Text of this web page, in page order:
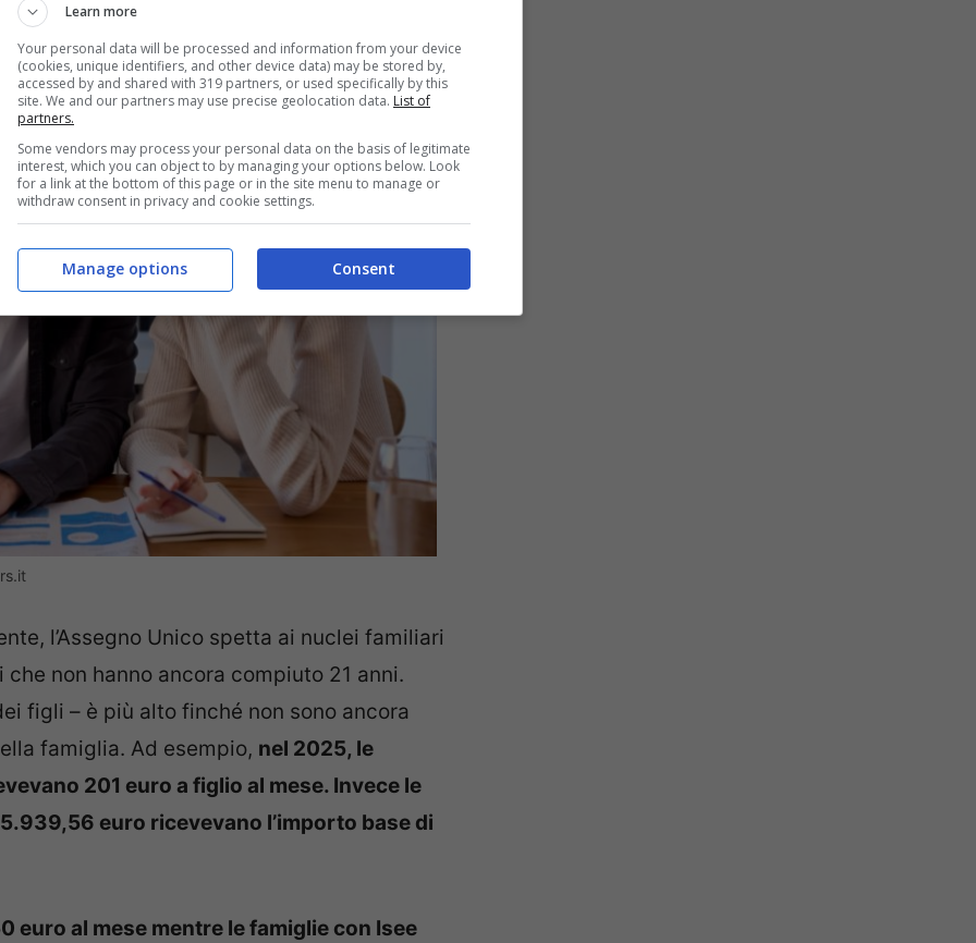
l’Assegno Unico spetta ai nuclei familiari
non hanno ancora compiuto 21 anni.
figli – è più alto finché non sono ancora
famiglia. Ad esempio, nel 2025, le
201 euro a figlio al mese. Invece le
euro ricevevano l’importo base di
euro al mese mentre le famiglie con Isee
Learn more
Your personal data will be processed and information from your device
(cookies, unique identifiers, and other device data) may be stored by,
accessed by and shared with 319 partners, or used specifically by this
site. We and our partners may use precise geolocation data. List of
partners.
Some vendors may process your personal data on the basis of legitimate
interest, which you can object to by managing your options below. Look
for a link at the bottom of this page or in the site menu to manage or
withdraw consent in privacy and cookie settings.
Consent
Manage options